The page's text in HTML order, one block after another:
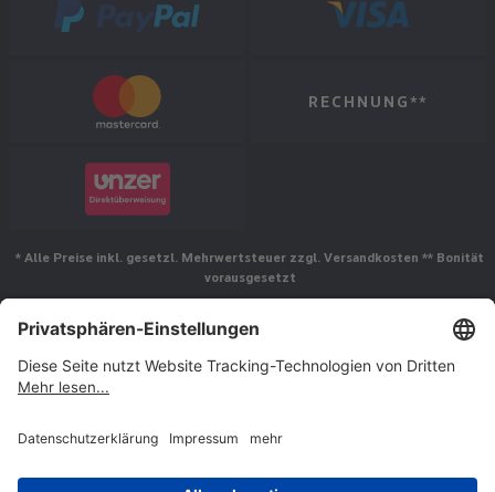
RECHNUNG**
* Alle Preise inkl. gesetzl. Mehrwertsteuer zzgl. Versandkosten ** Bonität
vorausgesetzt
Folgen Sie uns
© Jakob Maul GmbH,